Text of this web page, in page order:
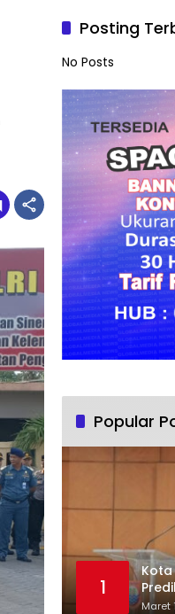
Posting
No Posts
Popular
1
Kota
2024
Maret